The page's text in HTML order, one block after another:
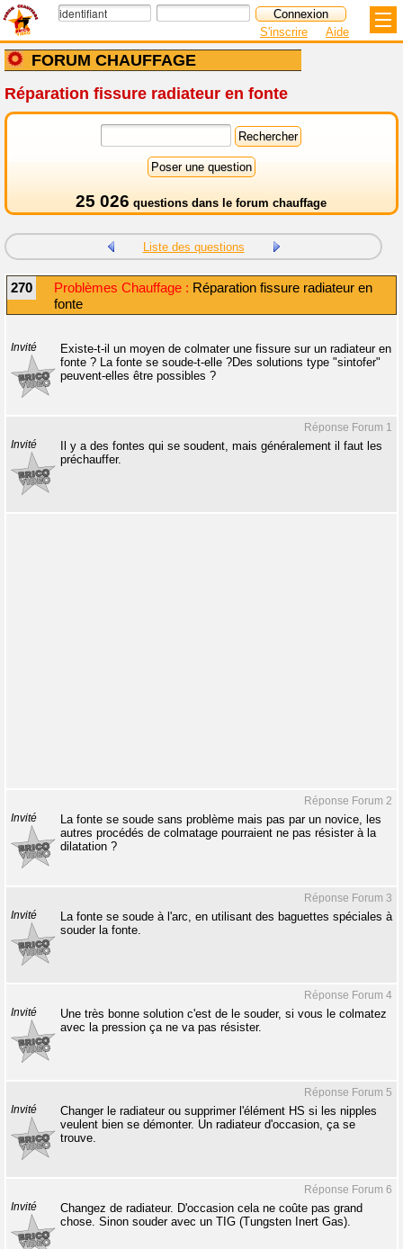
FORUM CHAUFFAGE
S'inscrire Aide
Réparation fissure radiateur en fonte
25 026 questions dans le forum chauffage
Liste des questions
270 Problèmes Chauffage : Réparation fissure radiateur en
fonte
Invité
Existe-t-il un moyen de colmater une fissure sur un radiateur en
fonte ? La fonte se soude-t-elle ?Des solutions type "sintofer"
peuvent-elles être possibles ?
Réponse Forum 1
Invité
Il y a des fontes qui se soudent, mais généralement il faut les
préchauffer.
Réponse Forum 2
Invité
La fonte se soude sans problème mais pas par un novice, les
autres procédés de colmatage pourraient ne pas résister à la
dilatation ?
Réponse Forum 3
Invité
La fonte se soude à l'arc, en utilisant des baguettes spéciales à
souder la fonte.
Réponse Forum 4
Invité
Une très bonne solution c'est de le souder, si vous le colmatez
avec la pression ça ne va pas résister.
Réponse Forum 5
Invité
Changer le radiateur ou supprimer l'élément HS si les nipples
veulent bien se démonter. Un radiateur d'occasion, ça se
trouve.
Réponse Forum 6
Invité
Changez de radiateur. D'occasion cela ne coûte pas grand
chose. Sinon souder avec un TIG (Tungsten Inert Gas).